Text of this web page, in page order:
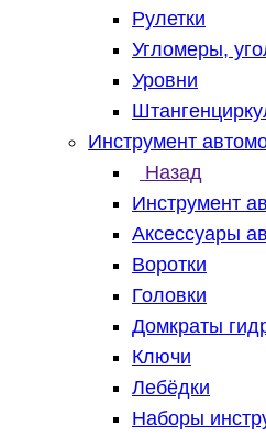
Рулетки
Угломеры,
Уровни
Инструмент
Назад
Инструмент
Аксессуары
Воротки
Головки
Домкраты
Ключи
Лебёдки
Наборы